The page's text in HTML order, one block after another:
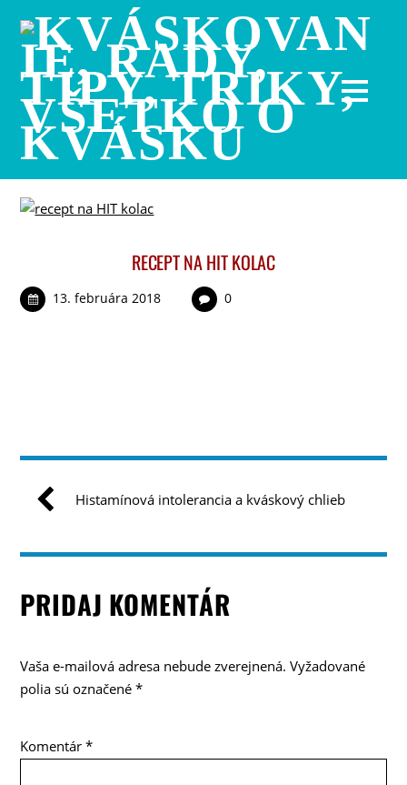
RECEPT NA HIT KOLAC
13. februára 2018 0
Histamínová intolerancia a kváskový chlieb
PRIDAJ KOMENTÁR
Vaša e-mailová adresa nebude zverejnená. Vyžadované
polia sú označené*
Komentár*